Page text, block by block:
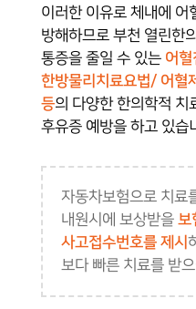
이러한 이유로 체내에 어
방해하므로 부천 열린한
통증을 줄일 수 있는 어
한방물리치료요법/ 어혈
등의 다양한 한의학적 치
후유증 예방을 하고 있습
자동차보험으로 치료
내원시에 보상받을 보
사고접수번호를 제시
보다 빠른 치료를 받